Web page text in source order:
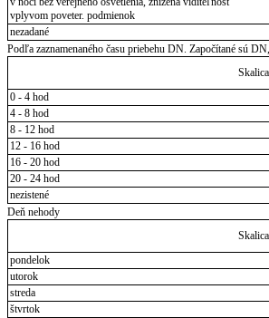
vplyvom poveter. podmienok
nezadané
Podľa zaznamenaného času priebehu DN. Započítané sú
Skalica
0 - 4 hod
4 - 8 hod
8 - 12 hod
12 - 16 hod
16 - 20 hod
20 - 24 hod
nezistené
Deň nehody
Skalica
pondelok
utorok
streda
štvrtok